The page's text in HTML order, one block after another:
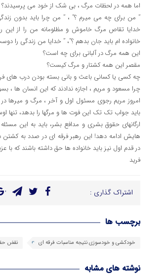
اما همه در لحظات مرگ ، بی شک از خود می پرسیدند؟
” من برای چه می میرم ؟” ، ” من چرا باید بدون
خدایا تقاص مرگ خاموش و مظلومانه من را از این
خانواده ام باید جان بدهم ؟”، ” خدایا من زندگی را
این همه مرگ در آلبانی برای چه است؟
مقصر این همه کشتار و مرگ کیست؟
چه کسی یا کسانی باعث و بانی بسته بودن درب های
چرا مسعود و مریم ، اجازه ندادند که این انسان ها ،
امروز مریم رجوی مسئول اول و آخر ، مرگ و میرها
باید جواب تک تک این فوت ها و مرگها را بدهد،
ارگانهای حقوق بشری و مدافع بشر، باید به این
در قدم اول نیز باید خانواده ها حق داشته باشند که با
فرید
اشتراک گذاری :
برچسب ها
خودکشی و خودسوزی نتیجه مناسبات فرقه ای نقض
نوشته های مشابه